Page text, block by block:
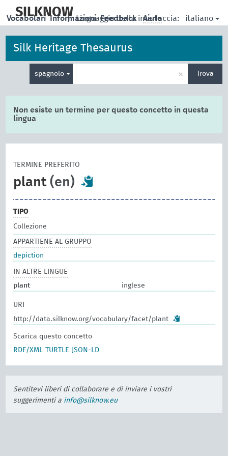
main
SILKNOW
| Linguaggio della interfaccia: italiano
Vocabolari Informazioni Feedback Aiuto
Silk Heritage Thesaurus
spagnolo
la
× Trova
Non esiste un termine per questo concetto in questa
lingua
TERMINE PREFERITO
plant(en)
TIPO
Collezione
APPARTIENE AL GRUPPO
depiction
IN ALTRE LINGUE
plant
inglese
URI
http://data.silknow.org/vocabulary/facet/plant
Scarica questo concetto
RDF/XML
TURTLE JSON-LD
Sentitevi liberi di collaborare e di inviare i vostri
suggerimenti a info@silknow.eu